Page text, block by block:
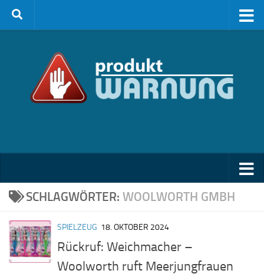
Zum Inhalt springen
SCHLAGWÖRTER: WOOLWORTH GMBH
SPIELZEUG 18. OKTOBER 2024
Rückruf: Weichmacher –
Woolworth ruft Meerjungfrauen